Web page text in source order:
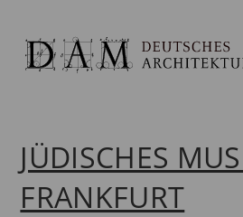
JÜDISCHES
FRANKFURT